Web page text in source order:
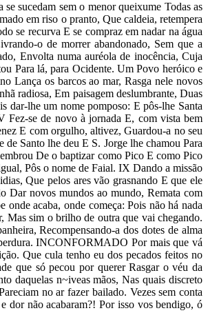
sucedam sem o menor queixume Todas as
em riso o pranto, Que caldeia, retempera
se recurva E se compraz em nadar na água
o de morrer abandonado, Sem que a
Envolta numa auréola de inocência, Cuja
Para lá, para Ocidente. Um Povo heróico e
Lança os barcos ao mar, Rasga nele novos
radiosa, Em paisagem deslumbrante, Duas
dar-lhe um nome pomposo: E pôs-lhe Santa
Fez-se de novo à jornada E, com vista bem
E com orgulho, altivez, Guardou-a no seu
Santo lhe deu E S. Jorge lhe chamou Para
De o baptizar como Pico E como Pico
Pôs o nome de Faial. IX Dando a missão
Que pelos ares vão grasnando E que ele
Dar novos mundos ao mundo, Remata com
acaba, onde começa: Pois não há nada
Mas sim o brilho de outra que vai chegando.
Recompensando-a dos dotes de alma
INCONFORMADO Por mais que vá
Que cula tenho eu dos pecados feitos no
que só pecou por querer Rasgar o véu da
daquelas n~iveas mãos, Nas quais discreto
no ar fazer bailado. Vezes sem conta
dor não acabaram?! Por isso vos bendigo, ó